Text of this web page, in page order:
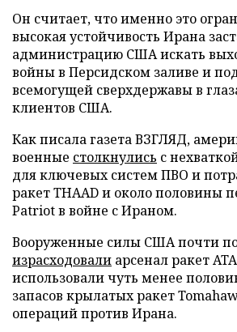
Он считает, что именно это
высокая устойчивость Ирана
администрацию США искать
войны в Персидском заливе и
всемогущей сверхдержавы в
клиентов США.
Как писала газета ВЗГЛЯД,
военные столкнулись с
для ключевых систем ПВО и
ракет THAAD и около половины
Patriot в войне с Ираном.
Вооруженные силы США почти
израсходовали арсенал ракет
использовали чуть менее
запасов крылатых ракет
операций против Ирана.